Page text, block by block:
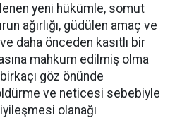
yeni hükümle, somut
ağırlığı, güdülen amaç ve
daha önceden kasıtlı bir
mahkum edilmiş olma
göz önünde
ve neticesi sebebiyle
olanağı